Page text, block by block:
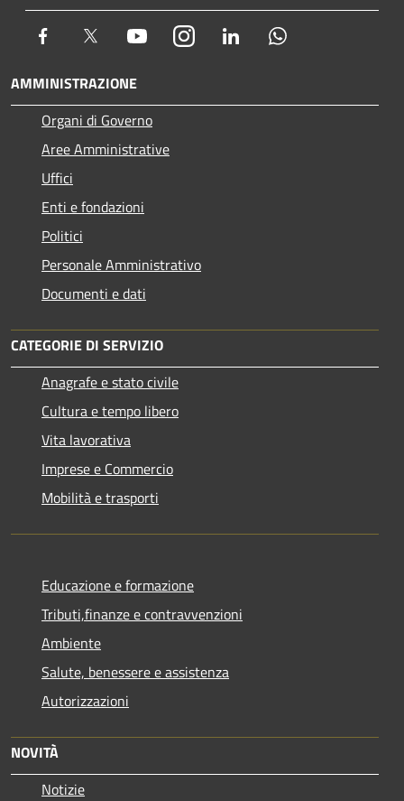
Facebook Twitter YoutubeInstagram LinkedIn
AMMINISTRAZIONE
Organi di Governo
Aree Amministrative
Uffici
Enti e fondazioni
Politici
Personale Amministrativo
Documenti e dati
CATEGORIE DI SERVIZIO
Anagrafe e stato civile
Cultura e tempo libero
Vita lavorativa
Imprese e Commercio
Mobilità e trasporti
Educazione e formazione
Tributi,finanze e contravvenzioni
Ambiente
Salute, benessere e assistenza
Autorizzazioni
NOVITÀ
Notizie